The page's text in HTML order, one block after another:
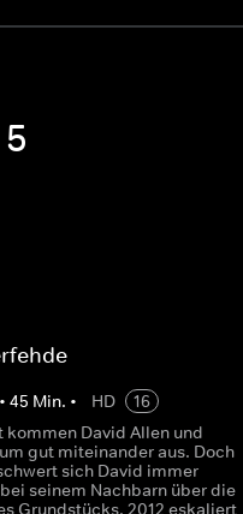
• 45 Min. • HD
16
kommen David Allen und
gut miteinander aus. Doch
sich David immer
seinem Nachbarn über die
Grundstücks. 2012 eskaliert